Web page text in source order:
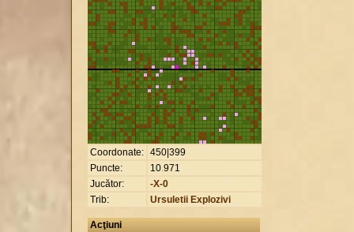
Coordonate: 450|399
Puncte:
10.971
Jucător:
-X-0
Trib:
Ursuletii Explozivi
Acţiuni